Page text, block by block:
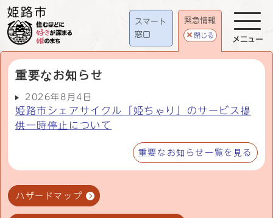
スマート
窓口
緊急情報
閉じる
重要なお知らせ
2026年8月4日
姫路市シェアサイクル「姫ちゃり」のサービス提
供一時停止について
重要なお知らせ一覧を見る
ハザードマップ
メニュー